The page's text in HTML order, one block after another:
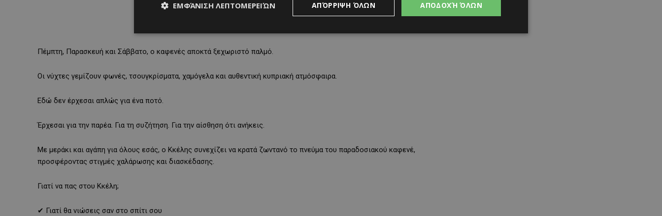
Πέμπτη, Παρασκευή και Σάββατο, ο καφενές αποκτά ξεχωριστό παλμό.
Οι νύχτες γεμίζουν φωνές, τσουγκρίσματα, χαμόγελα και αυθεντική κυπριακή ατμόσφαιρα.
Εδώ δεν έρχεσαι απλώς για ένα ποτό.
Έρχεσαι για την παρέα. Για τη συζήτηση. Για την αίσθηση ότι ανήκεις.
Με μεράκι και αγάπη για όλους εσάς, ο Κκέλης συνεχίζει να κρατά ζωντανό το πνεύμα του παραδοσιακού καφενέ,
προσφέροντας στιγμές χαλάρωσης και διασκέδασης.
Γιατί να πας στου Κκέλη;
✔ Γιατί θα νιώσεις σαν στο σπίτι σου
ΑΠΟΔΟΧΉ ΌΛΩΝ
ΑΠΌΡΡΙΨΗ ΌΛΩΝ
ΕΜΦΆΝΙΣΗ ΛΕΠΤΟΜΕΡΕΙΏΝ